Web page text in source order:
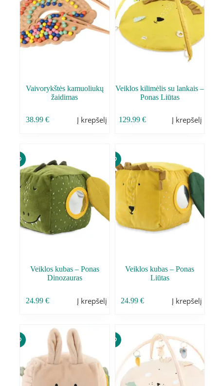
Vaivorykštės kamuoliukų
žaidimas
38.99 € Į krepšelį
Veiklos kilimėlis su lankais –
Ponas Liūtas
129.99€ Į krepšelį
Veiklos kubas – Ponas
Dinozauras
24.99 € Į krepšelį
Veiklos kubas – Ponas
Liūtas
24.99€ Į krepšelį